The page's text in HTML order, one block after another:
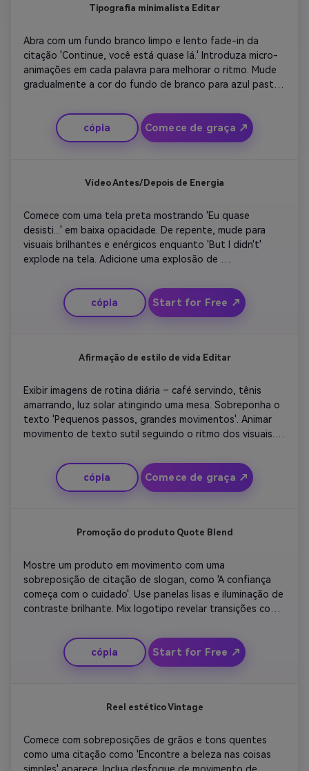
Tipografia minimalista Editar
Abra com um fundo branco limpo e lento fade-in da
citação 'Continue, você está quase lá.' Introduza micro-
animações em cada palavra para melhorar o ritmo. Mude
gradualmente a cor do fundo de branco para azul pastel.
minimalista. Mantenha as transições ultra-suaves para
uma estética premium e um tom calmo e motivacional
adequado para feeds profissionais de marca.
cópia Comece de graça ↗
Vídeo Antes/Depois de Energia
Comece com uma tela preta mostrando 'Eu quase
desisti...' em baixa opacidade. De repente, mude para
visuais brilhantes e enérgicos enquanto 'But I didn't'
explode na tela. Adicione uma explosão de
elevado. Use transições em negrito e cortes rápidos que
simbolizam a mudança. O poderoso contraste visual
aumenta o impacto emocional e aumenta a
cópia Start for Free ↗
Afirmação de estilo de vida Editar
Exibir imagens de rotina diária – café servindo, tênis
amarrando, luz solar atingindo uma mesa. Sobreponha o
texto 'Pequenos passos, grandes movimentos'. Animar
movimento de texto sutil seguindo o ritmo dos visuais.
instrumental suave. Termine com um close-up
cinematográfico da citação desaparecendo à medida
que o logotipo do usuário aparece. Perfeito para
cópia Comece de graça ↗
Promoção do produto Quote Blend
Mostre um produto em movimento com uma
sobreposição de citação de slogan, como 'A confiança
começa com o cuidado'. Use panelas lisas e iluminação de
contraste brilhante. Mix logotipo revelar transições com
instrumentais leves para um apelo moderno. Ele torna o
conteúdo de marketing de marca pessoal, relacionável e
orientado por citações sem edição pesada.
cópia Start for Free ↗
Reel estético Vintage
Comece com sobreposições de grãos e tons quentes
como uma citação como 'Encontre a beleza nas coisas